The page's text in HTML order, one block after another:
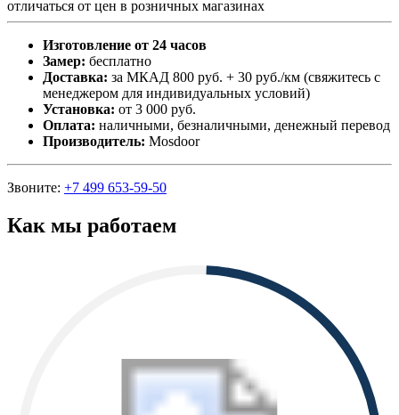
отличаться от цен в розничных магазинах
Изготовление от 24 часов
Замер: бесплатно
Доставка: за МКАД 800 руб. + 30 руб./км (свяжитесь с
менеджером для индивидуальных условий)
Установка: от 3 000 руб.
Оплата: наличными, безналичными, денежный перевод
Производитель: Mosdoor
Звоните: +7 499 653-59-50
Как мы работаем